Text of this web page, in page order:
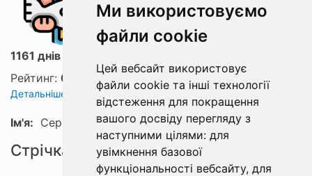
Ми використовуємо
файли cookie
Цей вебсайт використовує
файли cookie та інші технології
відстеження для покращення
вашого досвіду перегляду з
наступними цілями: для
увімкнення базової
функціональності вебсайту, для
1161 днів з ФішХаб
Рейтинг: 0
Детальніше про рейтинг
Ім'я: Сергей
Стрічка